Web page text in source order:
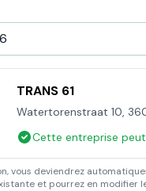
TRANS 61
Watertorenstraat 10,
Cette entreprise
vous deviendrez
et pourrez en modifier